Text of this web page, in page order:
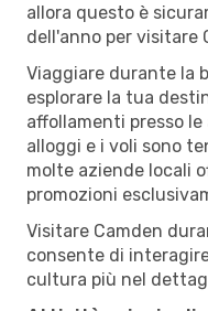
allora questo è
dell'anno per visitare
Viaggiare durante la
esplorare la tua
affollamenti presso
alloggi e i voli sono
molte aziende locali
promozioni
Visitare Camden
consente di
cultura più nel